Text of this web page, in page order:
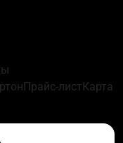
Прайс-листКарта